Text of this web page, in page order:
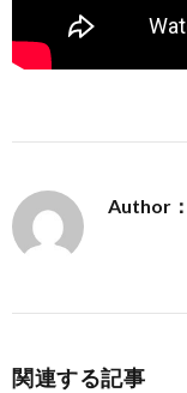
Author
関連する記事